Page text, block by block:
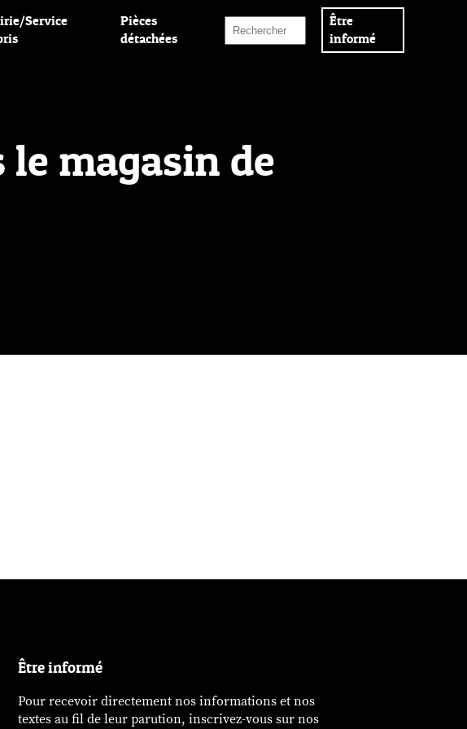
Service
Pièces
détachées
Être
informé
magasin de
Être informé
Pour recevoir directement nos informations et nos
textes au fil de leur parution, inscrivez-vous sur nos